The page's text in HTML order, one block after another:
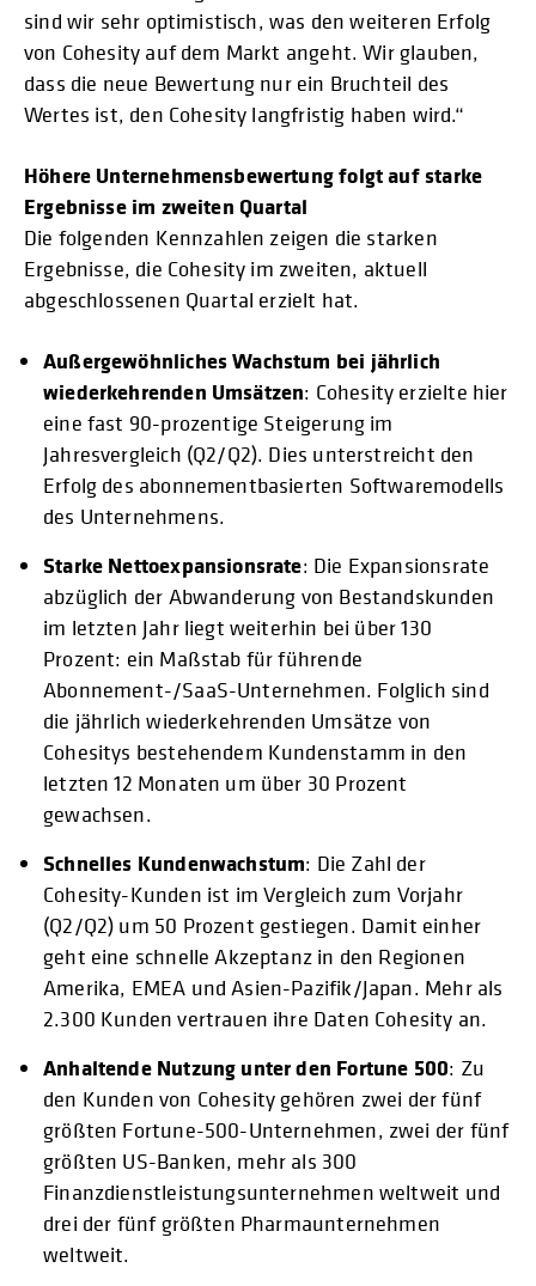
sind wir sehr optimistisch, was den weiteren Erfolg
von Cohesity auf dem Markt angeht. Wir glauben,
dass die neue Bewertung nur ein Bruchteil des
Wertes ist, den Cohesity langfristig haben wird.“
Höhere Unternehmensbewertung folgt auf starke
Ergebnisse im zweiten Quartal
Die folgenden Kennzahlen zeigen die starken
Ergebnisse, die Cohesity im zweiten, aktuell
abgeschlossenen Quartal erzielt hat.
Außergewöhnliches Wachstum bei jährlich
wiederkehrenden Umsätzen: Cohesity erzielte hier
eine fast 90-prozentige Steigerung im
Jahresvergleich (Q2/Q2). Dies unterstreicht den
Erfolg des abonnementbasierten Softwaremodells
des Unternehmens.
Starke Nettoexpansionsrate: Die Expansionsrate
abzüglich der Abwanderung von Bestandskunden
im letzten Jahr liegt weiterhin bei über 130
Prozent: ein Maßstab für führende
Abonnement-/SaaS-Unternehmen. Folglich sind
die jährlich wiederkehrenden Umsätze von
Cohesitys bestehendem Kundenstamm in den
letzten 12 Monaten um über 30 Prozent
gewachsen.
Schnelles Kundenwachstum: Die Zahl der
Cohesity-Kunden ist im Vergleich zum Vorjahr
(Q2/Q2) um 50 Prozent gestiegen. Damit einher
geht eine schnelle Akzeptanz in den Regionen
Amerika, EMEA und Asien-Pazifik/Japan. Mehr als
2.300 Kunden vertrauen ihre Daten Cohesity an.
Anhaltende Nutzung unter den Fortune 500: Zu
den Kunden von Cohesity gehören zwei der fünf
größten Fortune-500-Unternehmen, zwei der fünf
größten US-Banken, mehr als 300
Finanzdienstleistungsunternehmen weltweit und
drei der fünf größten Pharmaunternehmen
weltweit.